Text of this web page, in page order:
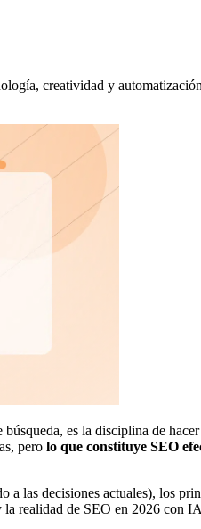
creatividad y
es la disciplina de
pero lo que constituye SEO
las decisiones actuales), los
realidad de SEO en 2026 con